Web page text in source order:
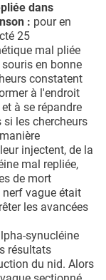
dans
: pour en
25
mal pliée
en bonne
constatent
à l'endroit
à se répandre
les chercheurs
injectent, de la
mal repliée,
de mort
vague était
les avancées
synucléine
résultats
du nid. Alors